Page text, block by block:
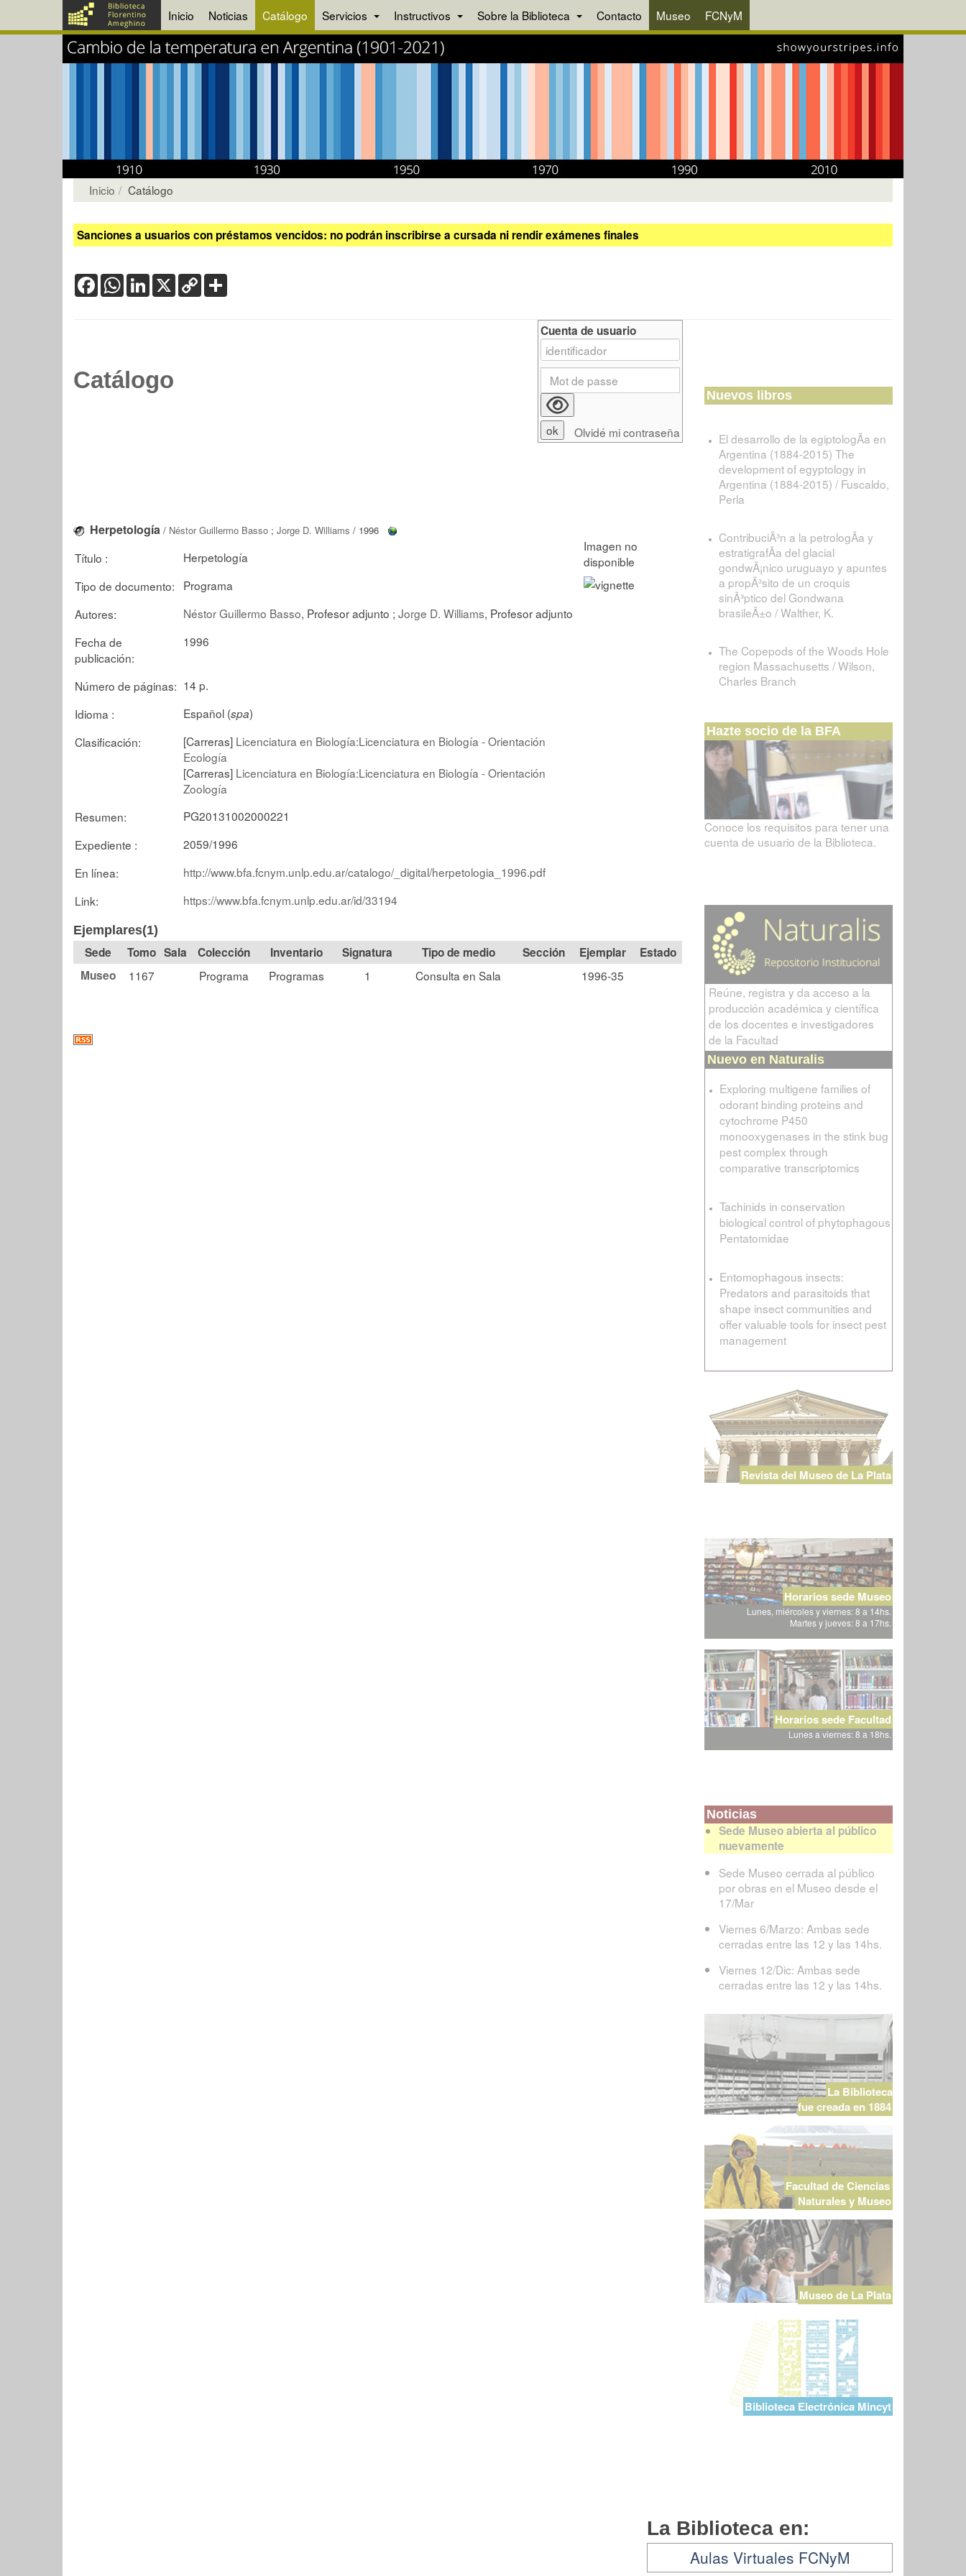
Inicio Noticias Catálogo Servicios Instructivos Sobre la Biblioteca Contacto Museo FCNyM
Inicio Catálogo
Sanciones a usuarios con préstamos vencidos: no podrán inscribirse a cursada ni rendir exámenes finales
FacebookWhatsApp
LinkedIn
X Copy
Link
Catálogo
Herpetología / Néstor Guillermo Basso ; Jorge D. Williams / 1996
Título :
Herpetología
Tipo de documento:
Programa
Autores:
Néstor Guillermo Basso, Profesor adjunto ; Jorge D. Williams, Profesor adjunto
Fecha de
publicación:
1996
Número de páginas: 14 p.
Idioma :
Español (spa)
Clasificación:
[Carreras] Licenciatura en Biología:Licenciatura en Biología - Orientación
Ecología
[Carreras] Licenciatura en Biología:Licenciatura en Biología - Orientación
Zoología
Resumen:
PG20131002000221
Expediente :
2059/1996
En línea:
http://www.bfa.fcnym.unlp.edu.ar/catalogo/_digital/herpetologia_1996.pdf
Link:
https://www.bfa.fcnym.unlp.edu.ar/id/33194
Ejemplares(1)
Tomo Sala Colección Signatura Tipo de medio Sección
Estado
Museo
1167 Programa Programas 1 Consulta en Sala 1996-35
Cuenta de usuario
Olvidé mi contraseña
Nuevos libros
El desarrollo de la egiptologÃ­a en
Argentina (1884-2015) The
development of egyptology in
Argentina (1884-2015) / Fuscaldo,
Perla
ContribuciÃ³n a la petrologÃ­a y
estratigrafÃ­a del glacial
gondwÃ¡nico uruguayo y apuntes
a propÃ³sito de un croquis
sinÃ³ptico del Gondwana
brasileÃ±o / Walther, K.
The Copepods of the Woods Hole
region Massachusetts / Wilson,
Charles Branch
Hazte socio de la BFA
Conoce los requisitos para tener una
cuenta de usuario de la Biblioteca.
Reúne, registra y da acceso a la
producción académica y científica
de los docentes e investigadores
de la Facultad
Nuevo en Naturalis
Exploring multigene families of
odorant binding proteins and
cytochrome P450
monooxygenases in the stink bug
pest complex through
comparative transcriptomics
Tachinids in conservation
biological control of phytophagous
Pentatomidae
Entomophagous insects:
Predators and parasitoids that
shape insect communities and
offer valuable tools for insect pest
management
Revista del Museo de La Plata
Horarios sede Museo
Lunes, miércoles y viernes: 8 a 14hs.
Martes y jueves: 8 a 17hs.
Horarios sede Facultad
Lunes a viernes: 8 a 18hs.
Noticias
Sede Museo abierta al público
nuevamente
Sede Museo cerrada al público
por obras en el Museo desde el
17/Mar
Viernes 6/Marzo: Ambas sede
cerradas entre las 12 y las 14hs.
Viernes 12/Dic: Ambas sede
cerradas entre las 12 y las 14hs.
La Biblioteca
fue creada en 1884
Facultad de Ciencias
Naturales y Museo
Museo de La Plata
Biblioteca Electrónica Mincyt
La Biblioteca en:
Aulas Virtuales FCNyM